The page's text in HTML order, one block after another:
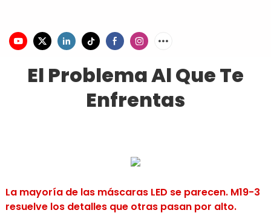
El Problema Al Que Te
Enfrentas
La mayoría de las máscaras LED se parecen. M19-3
resuelve los detalles que otras pasan por alto.